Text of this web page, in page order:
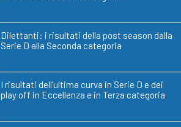
Dilettanti: i risultati della post season dalla
Serie D alla Seconda categoria
I risultati dell’ultima curva in Serie D e dei
play off in Eccellenza e in Terza categoria